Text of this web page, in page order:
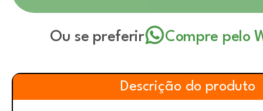
Ou se preferir Compre pelo
Descrição do produto